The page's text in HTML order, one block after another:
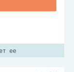
ее